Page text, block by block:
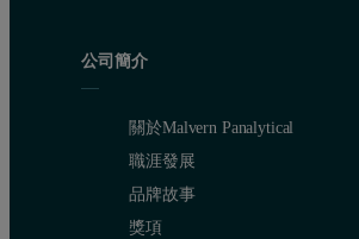
公司簡介
關於Malvern Panalytical
職涯發展
品牌故事
獎項